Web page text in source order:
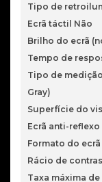
Tipo de
Ecrã táctil Não
Brilho do ecrã
Tempo de
Tipo de
Gray)
Superfície do
Ecrã anti-reflexo
Formato do
Rácio de
Taxa máxima